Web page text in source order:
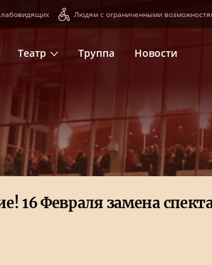
Людям с ограниченными
Театр Труппа Новости
16 Февраля замена